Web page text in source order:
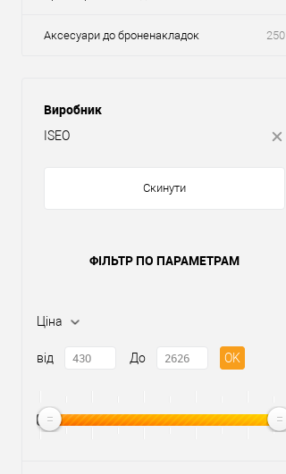
Аксесуари до броненакладок 250
Виробник
ISEO
Скинути
ФІЛЬТР ПО ПАРАМЕТРАМ
Ціна
від До OK